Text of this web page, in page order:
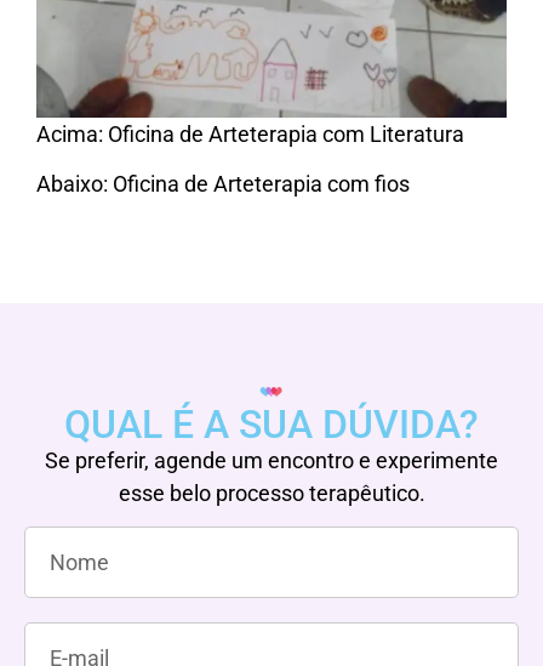
Acima: Oficina de Arteterapia com Literatura
Abaixo: Oficina de Arteterapia com fios
QUAL É A SUA DÚVIDA?
Se preferir, agende um encontro e experimente
esse belo processo terapêutico.